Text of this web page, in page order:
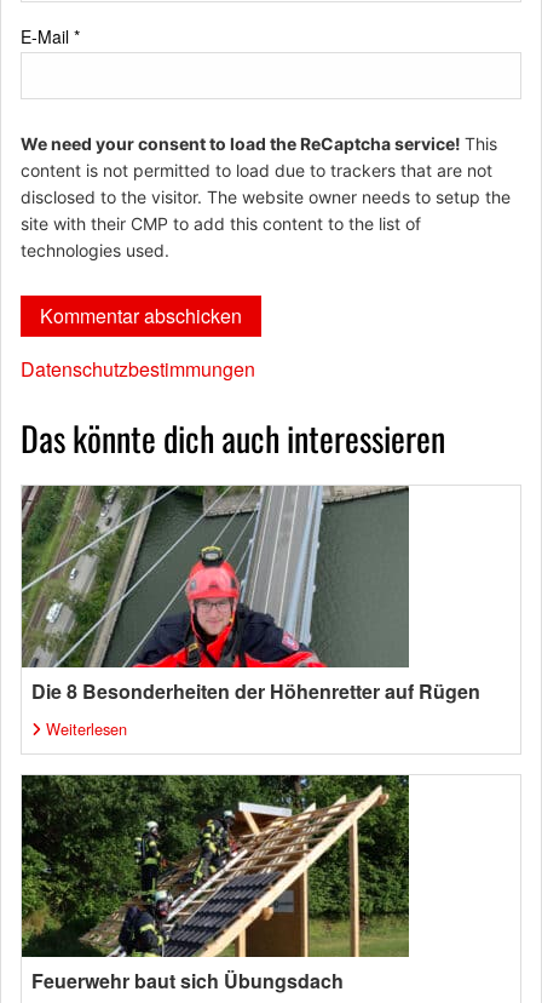
E-Mail *
We need your consent to load the ReCaptcha service! This
content is not permitted to load due to trackers that are not
disclosed to the visitor. The website owner needs to setup the
site with their CMP to add this content to the list of
technologies used.
Datenschutzbestimmungen
Das könnte dich auch interessieren
Die 8 Besonderheiten der Höhenretter auf Rügen
Weiterlesen
Feuerwehr baut sich Übungsdach